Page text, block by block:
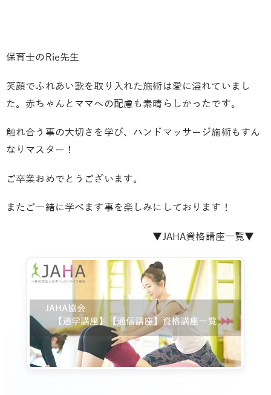
保育士のRie先生
笑顔でふれあい歌を取り入れた施術は愛に溢れていまし
た。赤ちゃんとママへの配慮も素晴らしかったです。
触れ合う事の大切さを学び、ハンドマッサージ施術もすん
なりマスター！
ご卒業おめでとうございます。
またご一緒に学べます事を楽しみにしております！
▼JAHA資格講座一覧▼